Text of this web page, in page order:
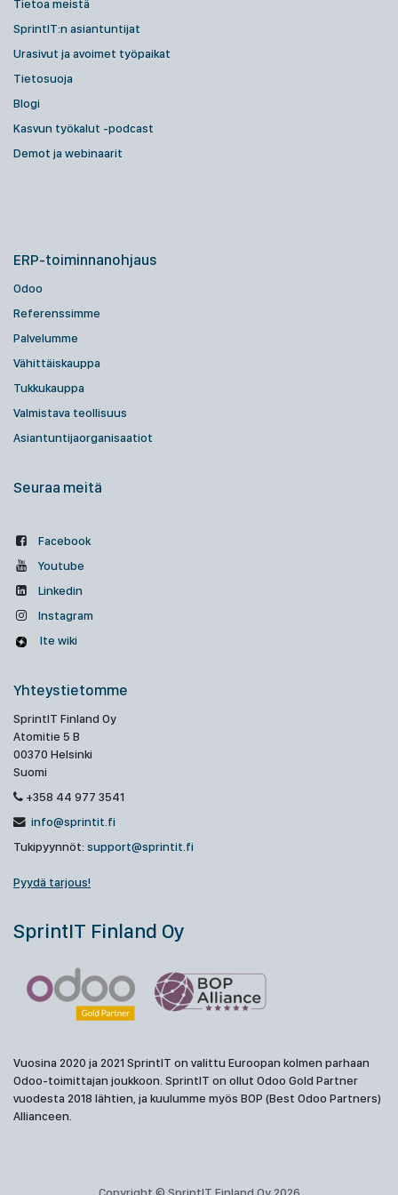
Tietoa meistä
SprintIT:n asiantuntijat
Urasivut ja avoimet työpaikat
Tietosuoja
Blogi
Kasvun työkalut -podcast
Demot ja webinaarit
ERP-toiminnanohjaus
Odoo
Referenssimme
Palvelumme
Vähittäiskauppa
Tukkukauppa
Valmistava teollisuus
Asiantuntijaorganisaatiot
Seuraa meitä
Facebook
Youtube
Linkedin
Instagram
Ite wiki
Yhteystietomme
SprintIT Finland Oy
Atomitie 5 B
00370 Helsinki
Suomi
+358 44 977 3541
info@sprintit.fi
Tukipyynnöt: support@sprintit.fi
Pyydä tarjous!
SprintIT Finland Oy
Vuosina 2020 ja 2021 SprintIT on valittu Euroopan kolmen parhaan
Odoo-toimittajan joukkoon. SprintIT on ollut Odoo Gold Partner
vuodesta 2018 lähtien, ja kuulumme myös BOP (Best Odoo Partners)
Allianceen.
Copyright © SprintIT Finland Oy 2026